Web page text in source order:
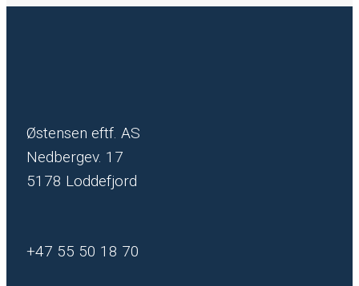
Østensen eftf. AS
Nedbergev. 17
5178 Loddefjord
+47 55 50 18 70